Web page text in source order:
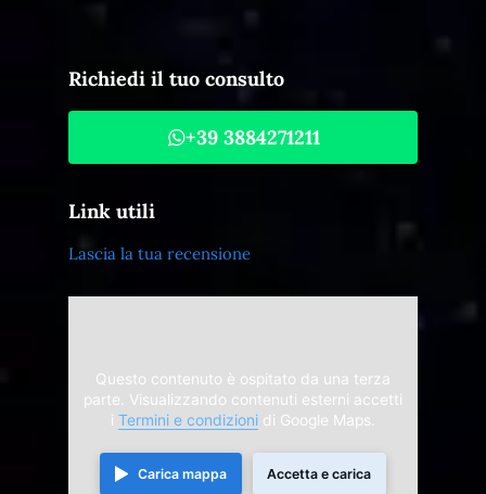
Richiedi il tuo consulto
+39 3884271211
Link utili
Lascia la tua recensione
Questo contenuto è ospitato da una terza
parte. Visualizzando contenuti esterni accetti
i Termini e condizioni di Google Maps.
Carica mappa Accetta e carica